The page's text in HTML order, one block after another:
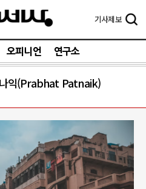
기사제보
오피니언 연구소
익(Prabhat Patnaik)